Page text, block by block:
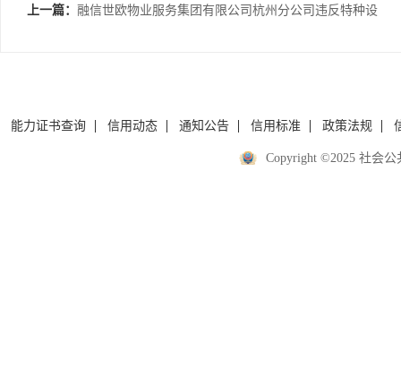
上一篇： 融信世欧物业服务集团有限公司杭州分公司违反特种设
能力证书查询 信用动态 通知公告 信用标准 政策法规
Copyright ©2025 社会